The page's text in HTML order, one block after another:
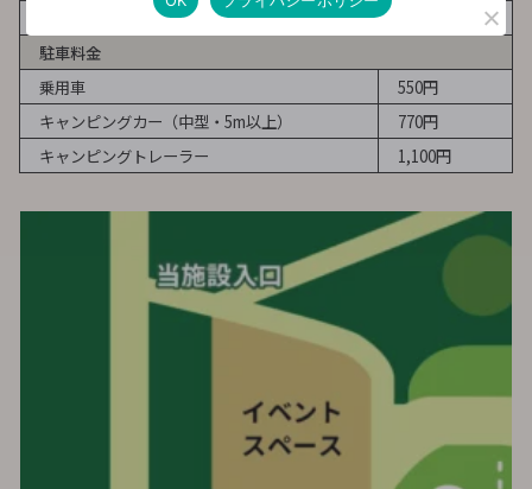
駐車料金
乗用車
550円
キャンピングカー（中型・5m以上）
770円
キャンピングトレーラー
1,100円